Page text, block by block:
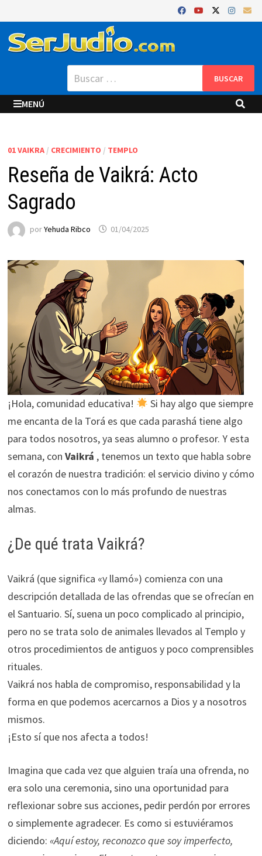
al
contenido
Buscar:
MENÚ
01 VAIKRA/ CRECIMIENTO / TEMPLO
Reseña de Vaikrá: Acto
Sagrado
porYehuda Ribco 01/04/2025
¡Hola, comunidad educativa!
Si hay algo que siempre
me encanta de la Torá es que cada parashá tiene algo
para todos nosotros, ya seas alumno o profesor. Y esta
semana, con Vaikrá , tenemos un texto que habla sobre
el corazón de nuestra tradición: el servicio divino y cómo
nos conectamos con lo más profundo de nuestras
almas.
¿De qué trata Vaikrá?
Vaikrá (que significa «y llamó») comienza con una
descripción detallada de las ofrendas que se ofrecían en
el Santuario. Sí, suena un poco complicado al principio,
pero no se trata solo de animales llevados al Templo y
otros procedimientos de antiguos y poco comprensibles
rituales.
Vaikrá nos habla de compromiso, responsabilidad y la
forma en que podemos acercarnos a Dios y a nosotros
mismos.
¡Esto sí que nos afecta a todos!
Imagina que cada vez que alguien traía una ofrenda, no
era solo una ceremonia, sino una oportunidad para
reflexionar sobre sus acciones, pedir perdón por errores
o simplemente agradecer. Es como si estuviéramos
diciendo: «Aquí estoy, reconozco que soy imperfecto,